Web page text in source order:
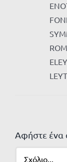
Αφήστε ένα